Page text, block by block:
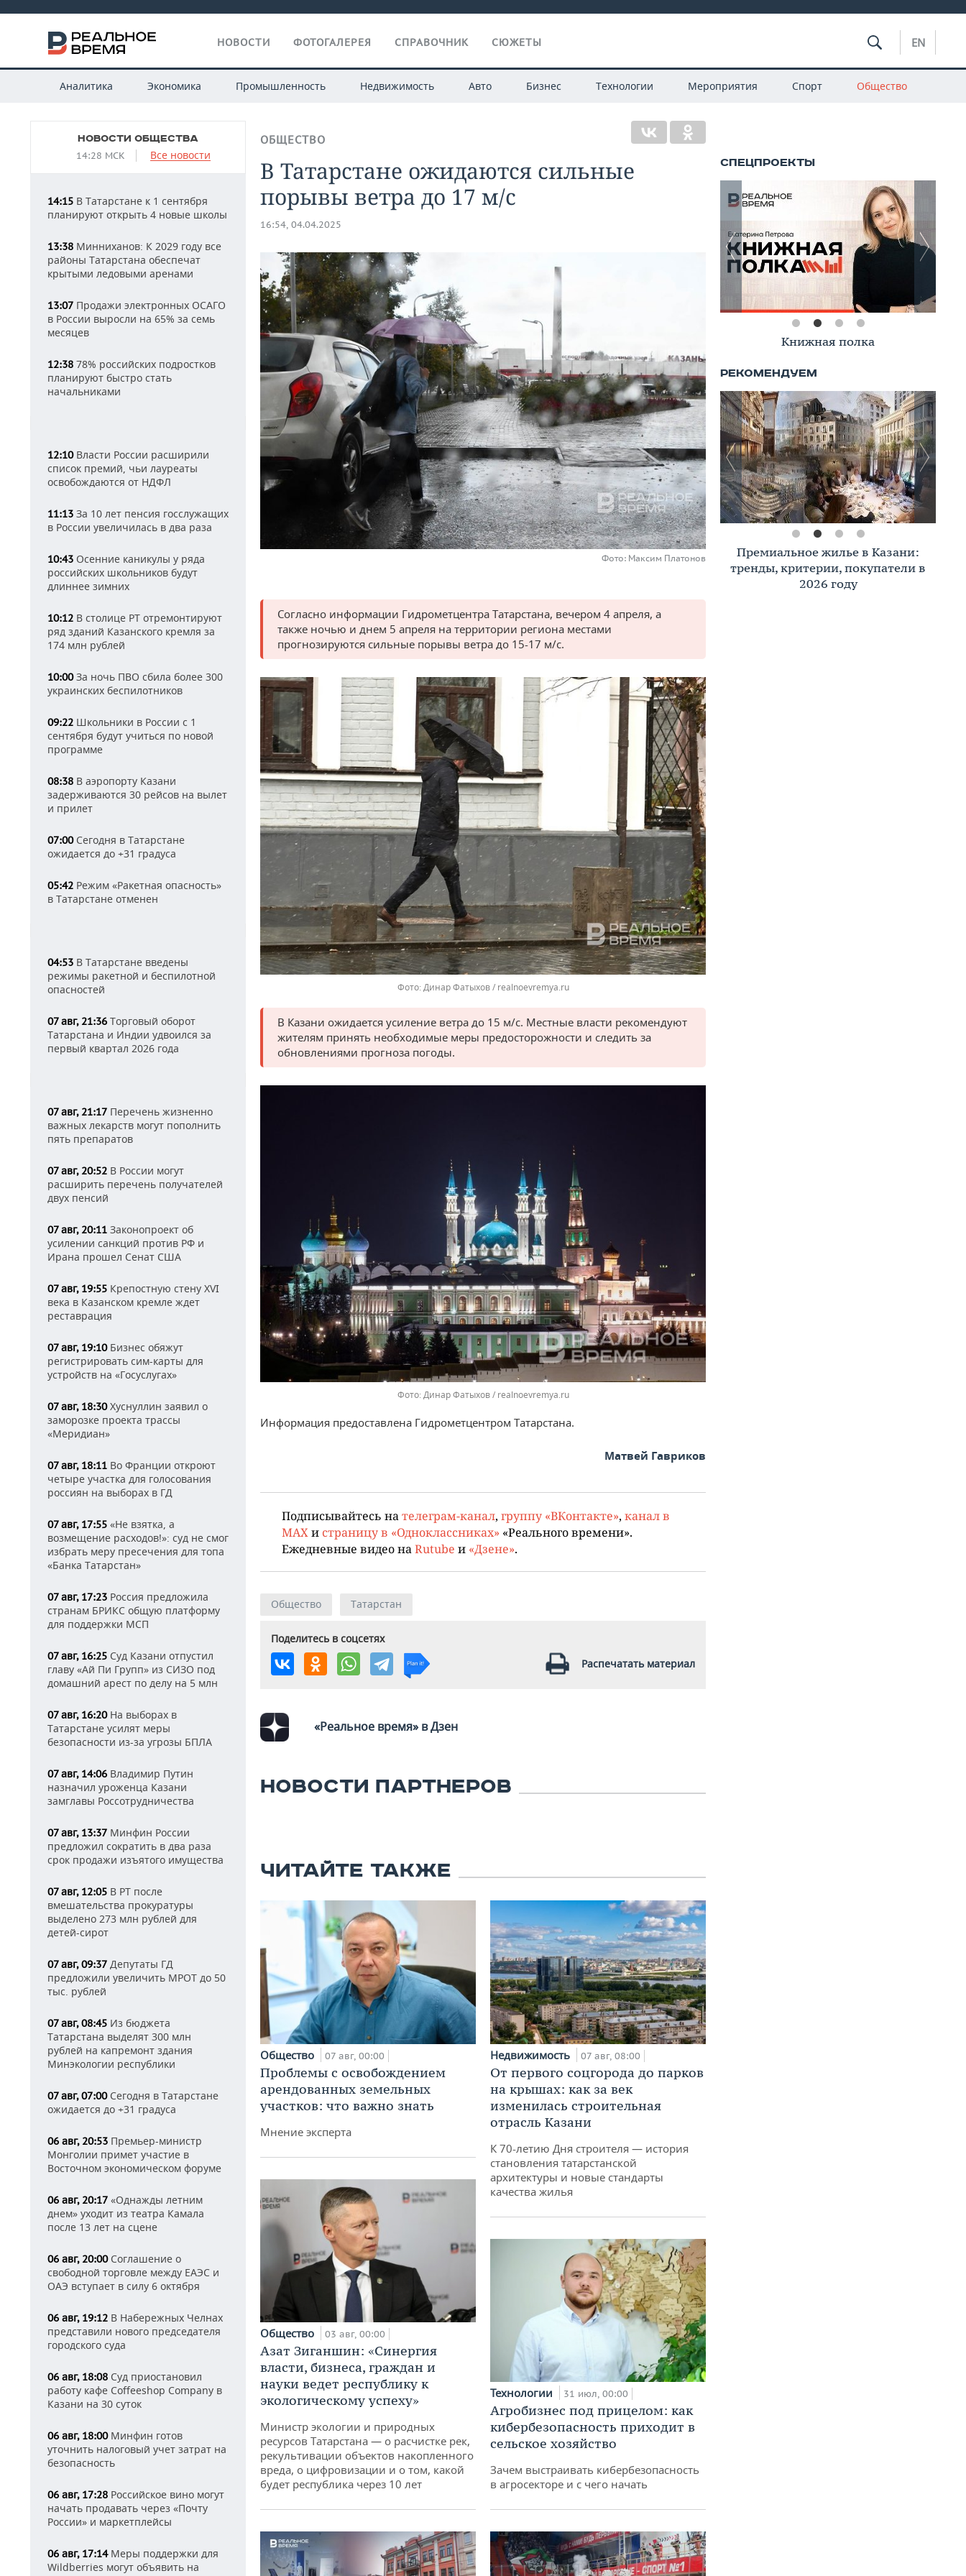
НОВОСТИ ФОТОГАЛЕРЕЯ СПРАВОЧНИК СЮЖЕТЫ EN
Аналитика Экономика Промышленность Недвижимость Авто Бизнес Технологии Мероприятия Спорт Общество
НОВОСТИ ОБЩЕСТВА
14:28 МСК Все новости
14:15 В Татарстане к 1 сентября
планируют открыть 4 новые школы
13:38 Минниханов: К 2029 году все
районы Татарстана обеспечат
крытыми ледовыми аренами
13:07 Продажи электронных ОСАГО
в России выросли на 65% за семь
месяцев
12:38 78% российских подростков
планируют быстро стать
начальниками
12:10Власти России расширили
список премий, чьи лауреаты
освобождаются от НДФЛ
11:13 За 10 лет пенсия госслужащих
в России увеличилась в два раза
10:43 Осенние каникулы у ряда
российских школьников будут
длиннее зимних
10:12 В столице РТ отремонтируют
ряд зданий Казанского кремля за
174 млн рублей
10:00За ночь ПВО сбила более 300
украинских беспилотников
09:22 Школьники в России с 1
сентября будут учиться по новой
программе
08:38 В аэропорту Казани
задерживаются 30 рейсов на вылет
и прилет
07:00Сегодня в Татарстане
ожидается до +31 градуса
05:42 Режим «Ракетная опасность»
в Татарстане отменен
04:53 В Татарстане введены
режимы ракетной и беспилотной
опасностей
07 авг, 21:36 Торговый оборот
Татарстана и Индии удвоился за
первый квартал 2026 года
07 авг, 21:17 Перечень жизненно
важных лекарств могут пополнить
пять препаратов
07 авг, 20:52 В России могут
расширить перечень получателей
двух пенсий
07 авг, 20:11 Законопроект об
усилении санкций против РФ и
Ирана прошел Сенат США
07 авг, 19:55 Крепостную стену XVI
века в Казанском кремле ждет
реставрация
07 авг, 19:10Бизнес обяжут
регистрировать сим-карты для
устройств на «Госуслугах»
07 авг, 18:30Хуснуллин заявил о
заморозке проекта трассы
«Меридиан»
07 авг, 18:11 Во Франции откроют
четыре участка для голосования
россиян на выборах в ГД
07 авг, 17:55 «Не взятка, а
возмещение расходов!»: суд не смог
избрать меру пресечения для топа
«Банка Татарстан»
07 авг, 17:23 Россия предложила
странам БРИКС общую платформу
для поддержки МСП
07 авг, 16:25 Суд Казани отпустил
главу «Ай Пи Групп» из СИЗО под
домашний арест по делу на 5 млн
07 авг, 16:20На выборах в
Татарстане усилят меры
безопасности из-за угрозы БПЛА
07 авг, 14:06 Владимир Путин
назначил уроженца Казани
замглавы Россотрудничества
07 авг, 13:37 Минфин России
предложил сократить в два раза
срок продажи изъятого имущества
07 авг, 12:05 В РТ после
вмешательства прокуратуры
выделено 273 млн рублей для
детей-сирот
07 авг, 09:37 Депутаты ГД
предложили увеличить МРОТ до 50
тыс. рублей
07 авг, 08:45 Из бюджета
Татарстана выделят 300 млн
рублей на капремонт здания
Минэкологии республики
07 авг, 07:00Сегодня в Татарстане
ожидается до +31 градуса
06 авг, 20:53 Премьер-министр
Монголии примет участие в
Восточном экономическом форуме
06 авг, 20:17 «Однажды летним
днем» уходит из театра Камала
после 13 лет на сцене
06 авг, 20:00Соглашение о
свободной торговле между ЕАЭС и
ОАЭ вступает в силу 6 октября
06 авг, 19:12 В Набережных Челнах
представили нового председателя
городского суда
06 авг, 18:08 Суд приостановил
работу кафе Coffeeshop Company в
Казани на 30 суток
06 авг, 18:00Минфин готов
уточнить налоговый учет затрат на
безопасность
06 авг, 17:28 Российское вино могут
начать продавать через «Почту
России» и маркетплейсы
06 авг, 17:14Меры поддержки для
Wildberries могут объявить на
ОБЩЕСТВО
В Татарстане ожидаются сильные
порывы ветра до 17 м/с
16:54, 04.04.2025
Фото: Максим Платонов
Согласно информации Гидрометцентра Татарстана, вечером 4 апреля, а
также ночью и днем 5 апреля на территории региона местами
прогнозируются сильные порывы ветра до 15-17 м/с.
Динар Фатыхов / realnoevremya.ru
В Казани ожидается усиление ветра до 15 м/с. Местные власти рекомендуют
жителям принять необходимые меры предосторожности и следить за
обновлениями прогноза погоды.
Динар Фатыхов / realnoevremya.ru
Информация предоставлена Гидрометцентром Татарстана.
Матвей Гавриков
Подписывайтесь на телеграм-канал, группу «ВКонтакте», канал в
MAX и страницу в «Одноклассниках» «Реального времени».
Ежедневные видео на Rutube и «Дзене».
Общество Татарстан
Поделитесь в соцсетях
Распечатать материал
«Реальное время» в Дзен
НОВОСТИ ПАРТНЕРОВ
ЧИТАЙТЕ ТАКЖЕ
Общество 07 авг, 00:00
Проблемы с освобождением
арендованных земельных
участков: что важно знать
Мнение эксперта
Общество 03 авг, 00:00
Азат Зиганшин: «Синергия
власти, бизнеса, граждан и
науки ведет республику к
экологическому успеху»
Министр экологии и природных
ресурсов Татарстана — о расчистке рек,
рекультивации объектов накопленного
вреда, о цифровизации и о том, какой
будет республика через 10 лет
Недвижимость 07 авг, 08:00
От первого соцгорода до парков
на крышах: как за век
изменилась строительная
отрасль Казани
К 70-летию Дня строителя — история
становления татарстанской
архитектуры и новые стандарты
качества жилья
Технологии 31 июл, 00:00
Агробизнес под прицелом: как
кибербезопасность приходит в
сельское хозяйство
Зачем выстраивать кибербезопасность
в агросекторе и с чего начать
Книжная полка
Премиальное жилье в Казани:
тренды, критерии, покупатели в
2026 году